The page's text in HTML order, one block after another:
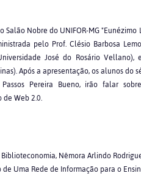
Nobre do UNIFOR-MG "Eunézimo
pelo Prof. Clésio Barbosa
José do Rosário Vellano),
Após a apresentação, os alunos do
Pereira Bueno, irão falar
Web 2.0.
Nêmora Arlindo
Uma Rede de Informação para o